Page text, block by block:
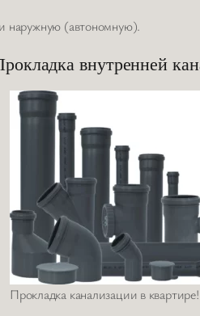
наружную (автономную).
внутренней
Прокладка канализации в квартире!